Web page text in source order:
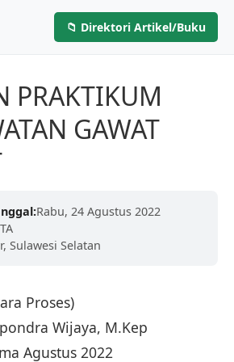
ILMU
Ilmu,
Dunia
menerbitkan karya tulis
dari para akademisi, penulis,
Sekarang
oleh ribuan penulis dengan
📁 Direktori Artikel/Buku
PRAKTIKUM
GAWAT
Rabu, 24 Agustus 2022
Sulawesi Selatan
Proses)
Wijaya, M.Kep
Agustus 2022